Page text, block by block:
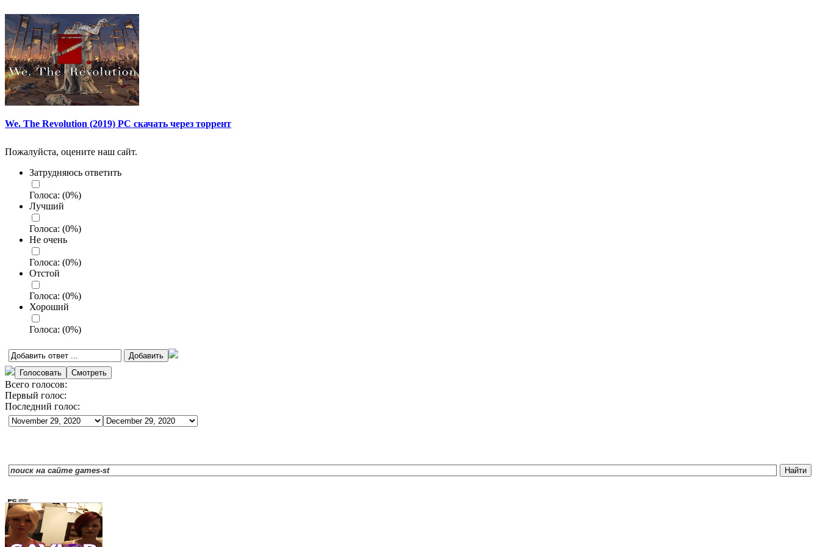
We. The Revolution (2019) PC скачать через торрент
Пожалуйста, оцените наш сайт.
Затрудняюсь ответить
Голоса: (0%)
Лучший
Голоса: (0%)
Не очень
Голоса: (0%)
Отстой
Голоса: (0%)
Хороший
Голоса: (0%)
Всего голосов:
Первый голос:
Последний голос: